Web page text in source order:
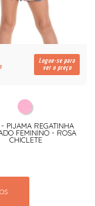
Logue-se para
ver o preço
PIJAMA REGATINHA
FEMININO - ROSA
CHICLETE